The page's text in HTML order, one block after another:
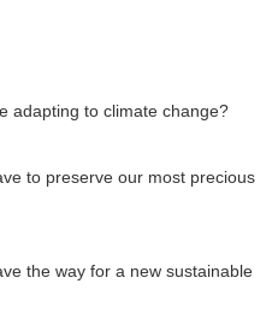
adapting to climate change?
to preserve our most precious
the way for a new sustainable